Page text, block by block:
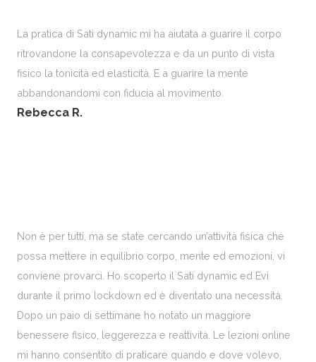
La pratica di Sati dynamic mi ha aiutata a guarire il corpo
ritrovandone la consapevolezza e da un punto di vista
fisico la tonicità ed elasticità. E a guarire la mente
abbandonandomi con fiducia al movimento.
Rebecca R.
Non è per tutti, ma se state cercando un’attività fisica che
possa mettere in equilibrio corpo, mente ed emozioni, vi
conviene provarci. Ho scoperto il Sati dynamic ed Evi
durante il primo lockdown ed è diventato una necessità.
Dopo un paio di settimane ho notato un maggiore
benessere fisico, leggerezza e reattività. Le lezioni online
mi hanno consentito di praticare quando e dove volevo,